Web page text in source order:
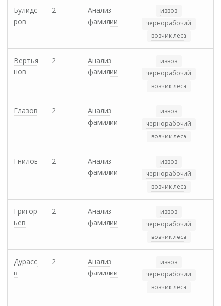
Булидо
ров
2
Анализ
фамилии
извоз
чернорабочий
возчик леса
Вертья
нов
2
Анализ
фамилии
извоз
чернорабочий
возчик леса
Глазов 2
Анализ
фамилии
извоз
чернорабочий
возчик леса
Гнилов 2
Анализ
фамилии
извоз
чернорабочий
возчик леса
Григор
ьев
2
Анализ
фамилии
извоз
чернорабочий
возчик леса
Дурасо
в
2
Анализ
фамилии
извоз
чернорабочий
возчик леса